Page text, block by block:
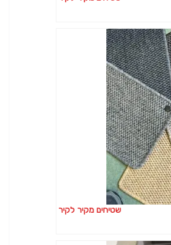
שטיחים מקיר לקיר